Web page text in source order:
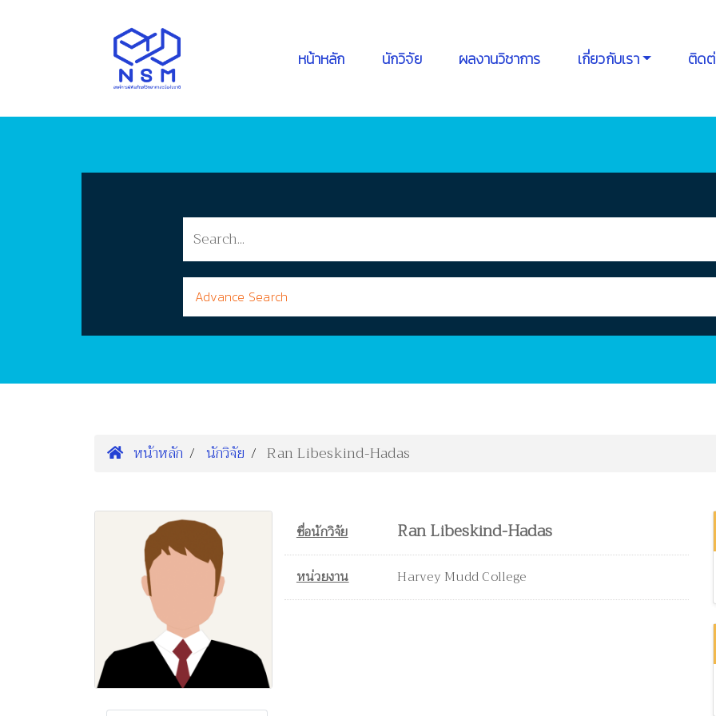
หน้าหลัก นักวิจัย ผลงานวิชาการ เกี่ยวกับเรา ติดต่
Advance Search
หน้าหลัก นักวิจัย Ran Libeskind-Hadas
ชื่อนักวิจัย Ran Libeskind-Hadas
หน่วยงาน Harvey Mudd College